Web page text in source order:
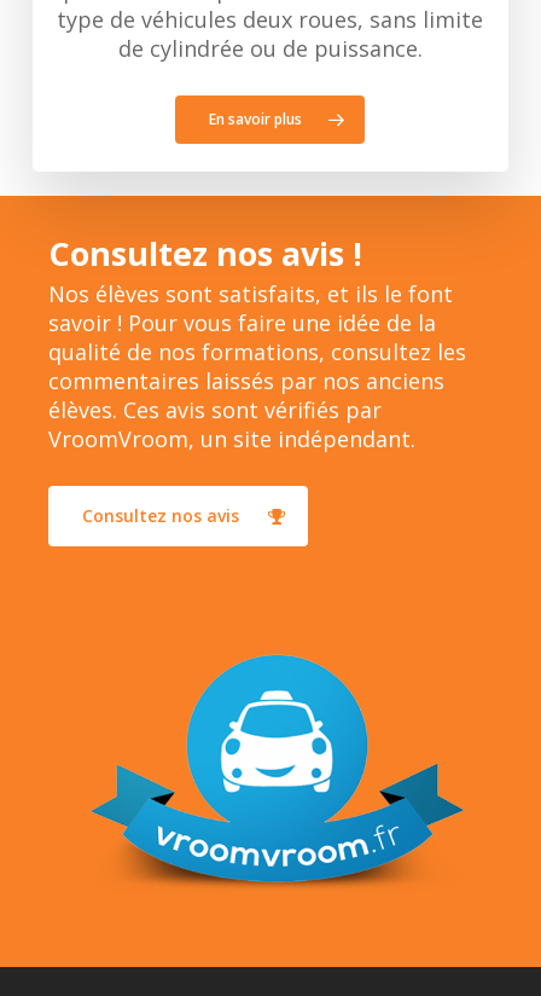
type de véhicules deux roues, sans limite
de cylindrée ou de puissance.
En savoir plus
Consultez nos avis !
Nos élèves sont satisfaits, et ils le font
savoir ! Pour vous faire une idée de la
qualité de nos formations, consultez les
commentaires laissés par nos anciens
élèves. Ces avis sont vérifiés par
VroomVroom, un site indépendant.
Consultez nos avis